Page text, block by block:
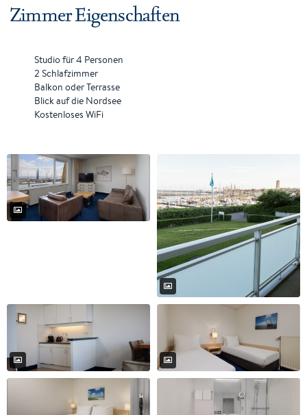
Zimmer Eigenschaften
Studio für 4 Personen
2 Schlafzimmer
Balkon oder Terrasse
Blick auf die Nordsee
Kostenloses WiFi